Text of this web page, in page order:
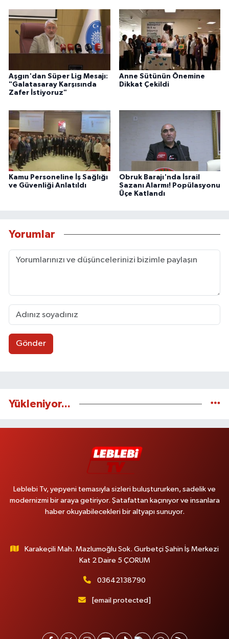
Aşgın'dan Süper Lig Mesajı:
"Galatasaray Karşısında
Zafer İstiyoruz"
Anne Sütünün Önemine
Dikkat Çekildi
Kamu Personeline İş Sağlığı
ve Güvenliği Anlatıldı
Obruk Barajı'nda İsrail
Sazanı Alarmı! Popülasyonu
Üçe Katlandı
Yorumlar
Gönder
Yükleniyor...
Leblebi Tv, yepyeni temasıyla sizleri buluştururken, sadelik ve
modernizmi bir araya getiriyor. Şatafattan kaçınıyor ve insanlara
haber okuyabilecekleri bir altyapı sunuyor.
Karakeçili Mah. Mazlumoğlu Sok. Gurbetçi Şahin İş Merkezi
Kat 2 Daire 5 ÇORUM
03642138790
[email protected]